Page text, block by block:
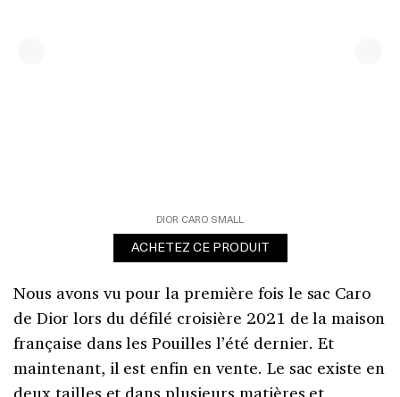
DIOR CARO SMALL
ACHETEZ CE PRODUIT
Nous avons vu pour la première fois le sac Caro
de Dior lors du défilé croisière 2021 de la maison
française dans les Pouilles l’été dernier. Et
maintenant, il est enfin en vente. Le sac existe en
deux tailles et dans plusieurs matières et